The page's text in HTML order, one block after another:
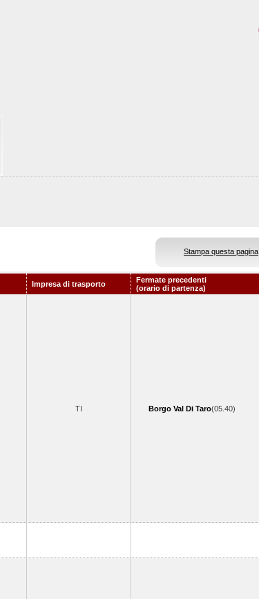
Stampa questa pagina
Impresa di trasporto
Fermate precedenti
(orario di partenza)
TI Borgo Val Di Taro(05.40)